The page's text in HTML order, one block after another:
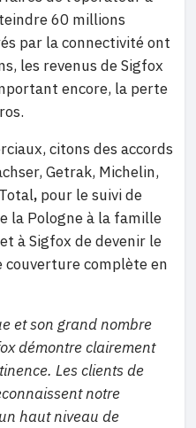
60 millions
par la connectivité ont
les revenus de Sigfox
encore, la perte
citons des accords
Getrak, Michelin,
, pour le suivi de
la Pologne à la famille
à Sigfox de devenir le
complète en
et son grand nombre
démontre clairement
Les clients de
notre
haut niveau de